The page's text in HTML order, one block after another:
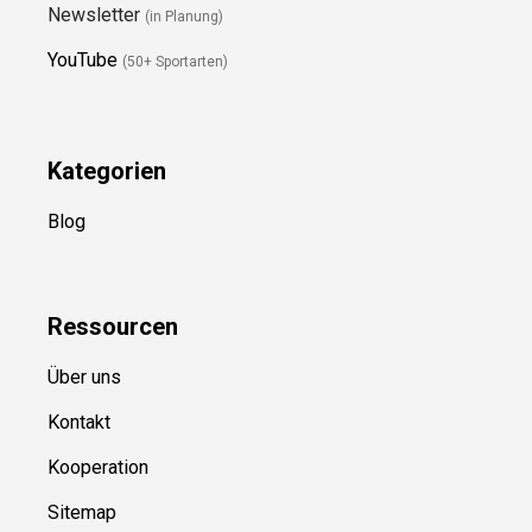
Newsletter (in Planung)
YouTube (50+ Sportarten)
Kategorien
Blog
Ressourcen
Über uns
Kontakt
Kooperation
Sitemap